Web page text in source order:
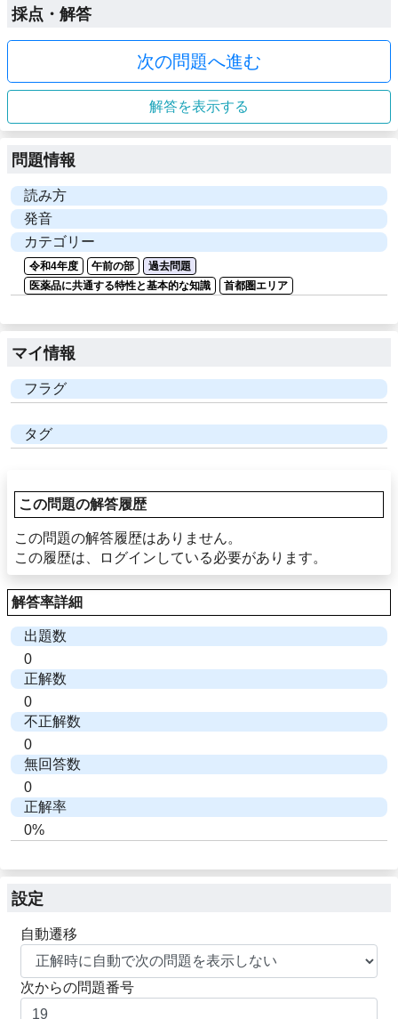
採点・解答
次の問題へ進む
解答を表示する
問題情報
読み方
発音
カテゴリー
令和4年度 午前の部
過去問題
医薬品に共通する特性と基本的な知識
首都圏エリア
マイ情報
フラグ
タグ
この問題の解答履歴
この問題の解答履歴はありません。
この履歴は、ログインしている必要があります。
解答率詳細
出題数
0
正解数
0
不正解数
0
無回答数
0
正解率
0%
設定
自動遷移
次からの問題番号